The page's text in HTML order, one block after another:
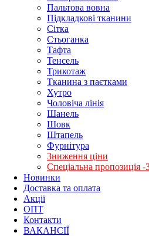
Пальтова вовна
Підкладкові тканини
Сітка
Стьоганка
Тафта
Тенсель
Трикотаж
Тканина з паєтками
Хутро
Чоловіча лінія
Шанель
Шовк
Штапель
Фурнітура
Зниження ціни
Спеціальна пропозиція -
Новинки
Доставка та оплата
Акції
ОПТ
Контакти
ВАКАНСІЇ